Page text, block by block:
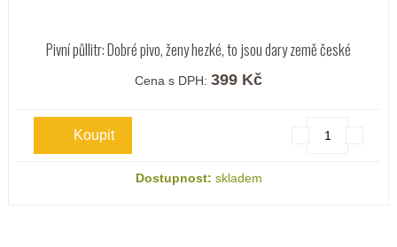
Pivní půllitr: Dobré pivo, ženy hezké, to jsou dary země české
Cena s DPH: 399 Kč
Dostupnost: skladem